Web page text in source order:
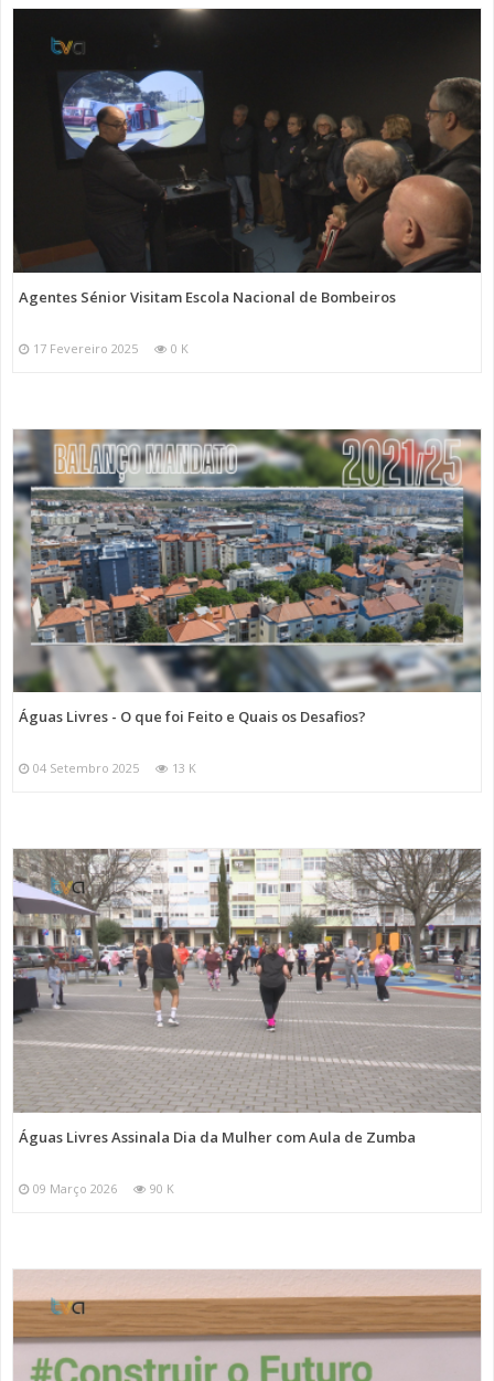
Agentes Sénior Visitam Escola Nacional de Bombeiros
17 Fevereiro 2025 0 K
Águas Livres - O que foi Feito e Quais os Desafios?
04 Setembro 2025 13 K
Águas Livres Assinala Dia da Mulher com Aula de Zumba
09 Março 2026 90 K